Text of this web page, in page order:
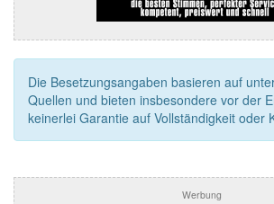
Die Besetzungsangaben basieren auf
Quellen und bieten insbesondere vor der
keinerlei Garantie auf Vollständigkeit oder
Werbung